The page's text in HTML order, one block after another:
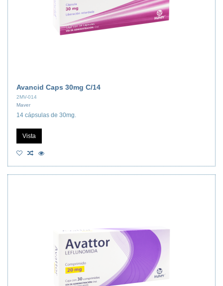
Avancid Caps 30mg C/14
2MV-014
Maver
14 cápsulas de 30mg.
Vista